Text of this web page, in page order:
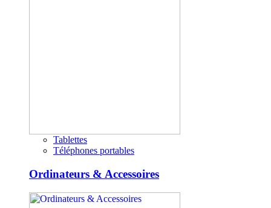
Tablettes
Téléphones portables
Ordinateurs & Accessoires